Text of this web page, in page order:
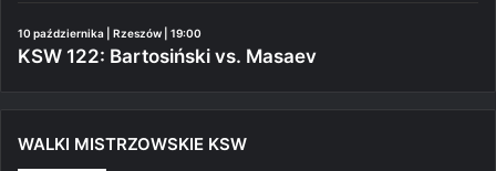
10 października | Rzeszów | 19:00
KSW 122: Bartosiński vs. Masaev
WALKI MISTRZOWSKIE KSW